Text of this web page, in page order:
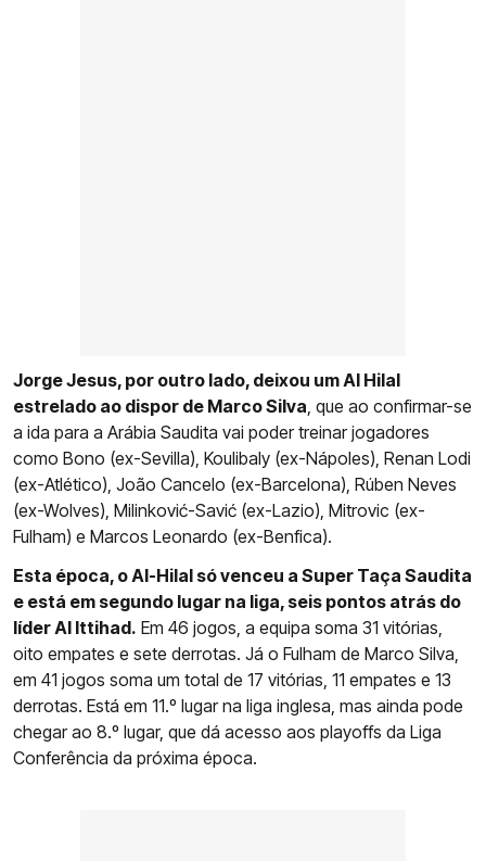
Jorge Jesus, por outro lado, deixou um Al Hilal
estrelado ao dispor de Marco Silva, que ao confirmar-se
a ida para a Arábia Saudita vai poder treinar jogadores
como Bono (ex-Sevilla), Koulibaly (ex-Nápoles), Renan Lodi
(ex-Atlético), João Cancelo (ex-Barcelona), Rúben Neves
(ex-Wolves), Milinković-Savić (ex-Lazio), Mitrovic (ex-
Fulham) e Marcos Leonardo (ex-Benfica).
Esta época, o Al-Hilal só venceu a Super Taça Saudita
e está em segundo lugar na liga, seis pontos atrás do
líder Al Ittihad. Em 46 jogos, a equipa soma 31 vitórias,
oito empates e sete derrotas. Já o Fulham de Marco Silva,
em 41 jogos soma um total de 17 vitórias, 11 empates e 13
derrotas. Está em 11.º lugar na liga inglesa, mas ainda pode
chegar ao 8.º lugar, que dá acesso aos playoffs da Liga
Conferência da próxima época.